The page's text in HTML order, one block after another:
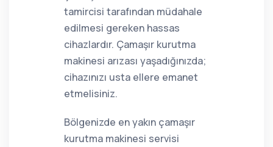
tamircisi tarafından müdahale
edilmesi gereken hassas
cihazlardır. Çamaşır kurutma
makinesi arızası yaşadığınızda;
cihazınızı usta ellere emanet
etmelisiniz.
Bölgenizde en yakın çamaşır
kurutma makinesi servisi